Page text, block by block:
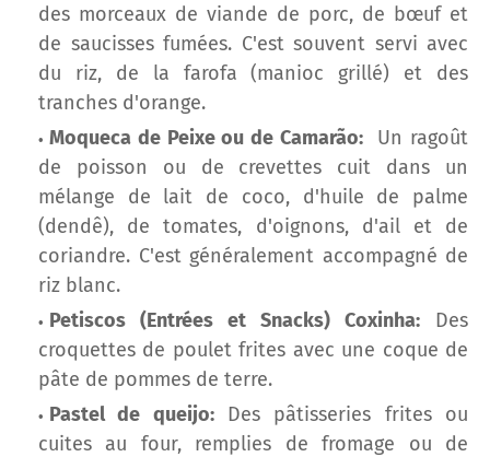
des morceaux de viande de porc, de bœuf et
de saucisses fumées. C'est souvent servi avec
du riz, de la farofa (manioc grillé) et des
tranches d'orange.
Moqueca de Peixe ou de Camarão:Un ragoût
de poisson ou de crevettes cuit dans un
mélange de lait de coco, d'huile de palme
(dendê), de tomates, d'oignons, d'ail et de
coriandre. C'est généralement accompagné de
riz blanc.
Petiscos (Entrées et Snacks) Coxinha: Des
croquettes de poulet frites avec une coque de
pâte de pommes de terre.
Pastel de queijo:Des pâtisseries frites ou
cuites au four, remplies de fromage ou de